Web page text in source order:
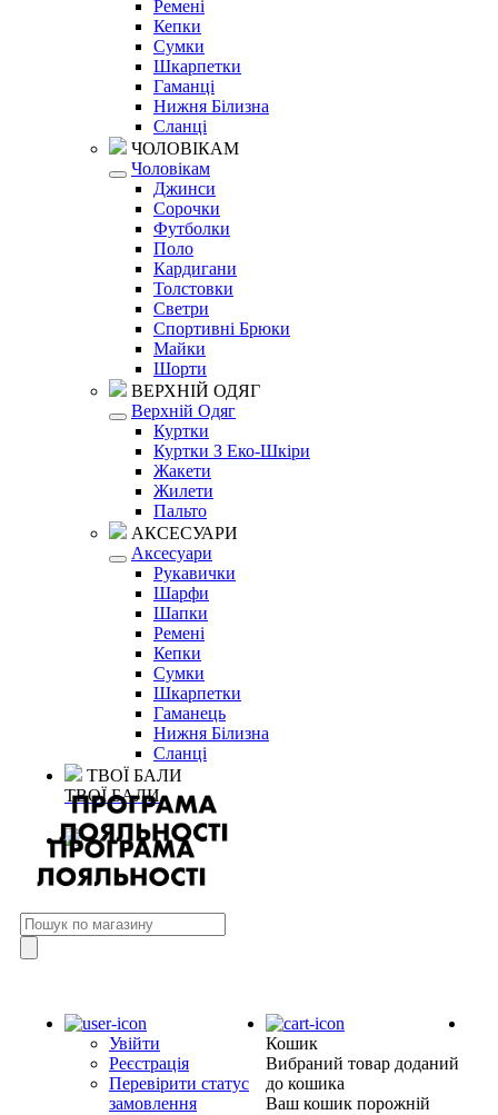
Ремені
Кепки
Сумки
Шкарпетки
Гаманці
Нижня Білизна
Сланці
ЧОЛОВІКАМ
Чоловікам
Джинси
Сорочки
Футболки
Поло
Кардигани
Толстовки
Светри
Спортивні Брюки
Майки
Шорти
ВЕРХНІЙ ОДЯГ
Верхній Одяг
Куртки
Куртки З Еко-Шкіри
Жакети
Жилети
Пальто
АКСЕСУАРИ
Аксесуари
Рукавички
Шарфи
Шапки
Ремені
Кепки
Сумки
Шкарпетки
Гаманець
Нижня Білизна
Сланці
ТВОЇ БАЛИ
ТВОЇ БАЛИ
Увійти
Реєстрація
Перевірити статус
замовлення
Кошик
Вибраний товар доданий
до кошика
Ваш кошик порожній